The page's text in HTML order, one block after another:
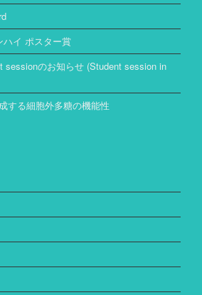
ハイ ポスター賞
sessionのお知らせ (Student session in
する細胞外多糖の機能性